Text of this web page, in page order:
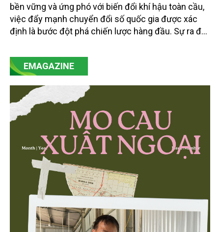
bền vững và ứng phó với biến đổi khí hậu toàn cầu,
việc đẩy mạnh chuyển đổi số quốc gia được xác
định là bước đột phá chiến lược hàng đầu. Sự ra đời
mạnh mẽ, thúc đẩy quá trình cải cách toàn diện,
minh bạch hóa chuỗi cung ứng và nâng cao hiệu
then chốt là nông nghiệp và môi trường.
EMAGAZINE